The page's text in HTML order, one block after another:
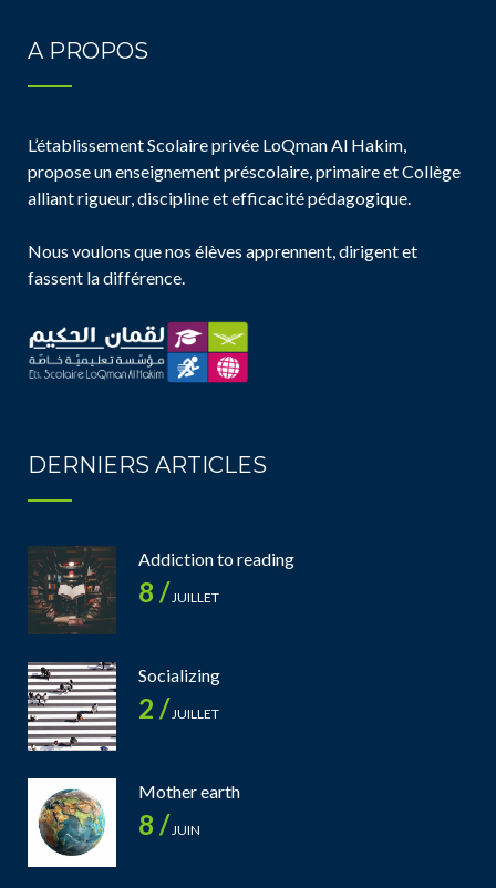
A PROPOS
L’établissement Scolaire privée LoQman Al Hakim,
propose un enseignement préscolaire, primaire et Collège
alliant rigueur, discipline et efficacité pédagogique.
Nous voulons que nos élèves apprennent, dirigent et
fassent la différence.
DERNIERS ARTICLES
Addiction to reading
8 /JUILLET
Socializing
2 /JUILLET
Mother earth
8 /JUIN